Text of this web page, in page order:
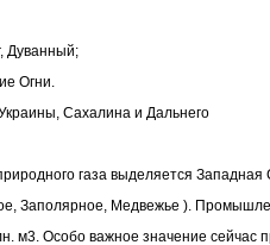
Дуванный;
Огни.
Сахалина и Дальнего
газа выделяется Западная
Заполярное, Медвежье ).
м3. Особо важное значение сейчас